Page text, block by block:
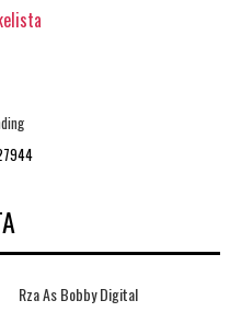
Rza As Bobby Digital